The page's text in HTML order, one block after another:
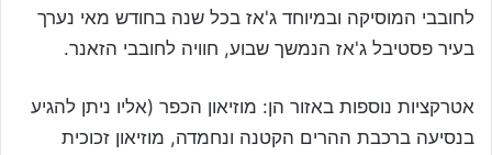
לחובבי המוסיקה ובמיוחד ג'אז בכל שנה בחודש מאי נערך
בעיר פסטיבל ג'אז הנמשך שבוע, חוויה לחובבי הזאנר.
אטרקציות נוספות באזור הן: מוזיאון הכפר (אליו ניתן להגיע
בנסיעה ברכבת ההרים הקטנה ונחמדה, מוזיאון זכוכית